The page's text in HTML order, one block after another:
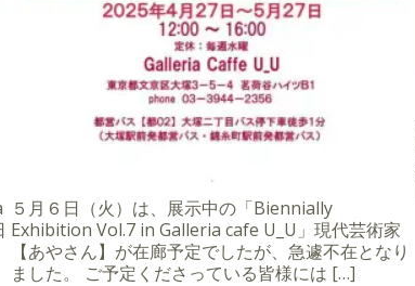
５月６日（火）は、展示中の「Biennially
Exhibition Vol.7 in Galleria cafe U_U」現代芸術家
【あやさん】が在廊予定でしたが、急遽不在となり
ました。 ご予定くださっている皆様には […]